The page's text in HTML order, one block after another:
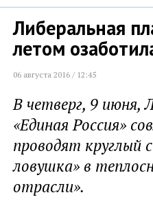
Либеральная
летом
06 августа 2016 / 12:45
В четверг, 9 июня,
«Единая Россия»
проводят круглый
ловушка» в
отрасли».